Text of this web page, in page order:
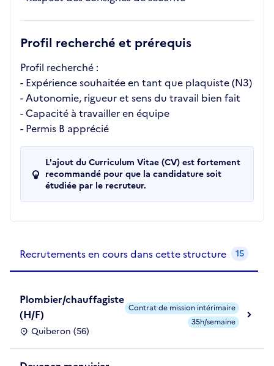
Profil recherché et prérequis
Profil recherché :
- Expérience souhaitée en tant que plaquiste (N3)
- Autonomie, rigueur et sens du travail bien fait
- Capacité à travailler en équipe
- Permis B apprécié
L'ajout du Curriculum Vitae (CV) est fortement
recommandé pour que la candidature soit
étudiée par le recruteur.
Recrutements en cours dans cette structure 15
Plombier/chauffagiste
(H/F)
Quiberon (56)
Contrat de mission intérimaire
35h/semaine